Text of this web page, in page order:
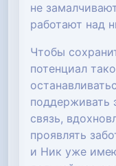
не
работают над
Чтобы
потенциал
поддерживать
связь,
проявлять
и Ник уже